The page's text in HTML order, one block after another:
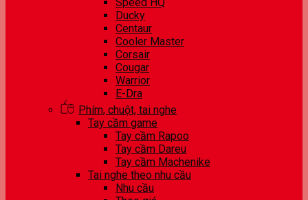
Ducky
Centaur
Cooler Master
Corsair
Cougar
Warrior
E-Dra
Phím, chuột, tai nghe
Tay cầm game
Tay cầm Rapoo
Tay cầm Dareu
Tay cầm Machenike
Tai nghe theo nhu cầu
Nhu cầu